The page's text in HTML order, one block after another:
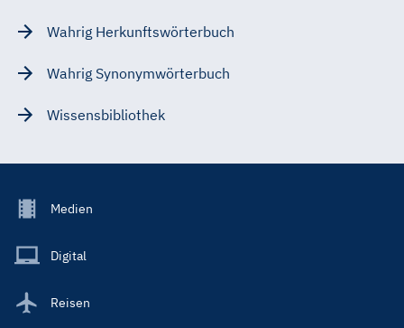
Wahrig Herkunftswörterbuch
Wahrig Synonymwörterbuch
Wissensbibliothek
Footer
Main
Medien
Digital
Reisen